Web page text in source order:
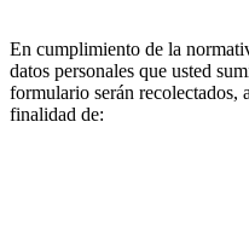
En cumplimiento de la
datos personales que usted
formulario serán recolectados,
finalidad de: